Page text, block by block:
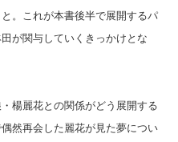
。これが本書後半で展開するパ
が関与していくきっかけとな
楊麗花との関係がどう展開する
然再会した麗花が見た夢につい